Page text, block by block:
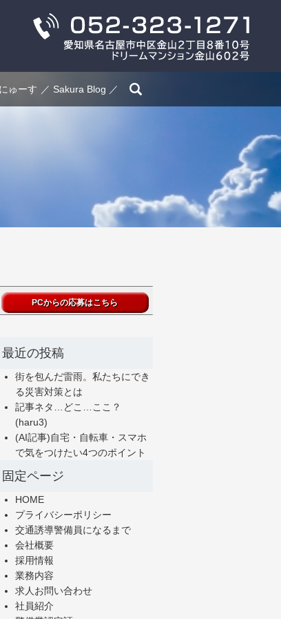
ゅーす Sakura Blog
最近の投稿
街を包んだ雷雨。私たちにでき
る災害対策とは
記事ネタ…どこ…ここ？
(haru3)
(AI記事)自宅・自転車・スマホ
で気をつけたい4つのポイント
固定ページ
HOME
プライバシーポリシー
交通誘導警備員になるまで
会社概要
採用情報
業務内容
求人お問い合わせ
社員紹介